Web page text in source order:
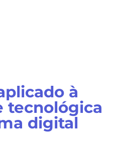
à
tecnológica
digital